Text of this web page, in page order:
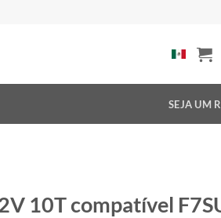
SEJA UM
10T compatível